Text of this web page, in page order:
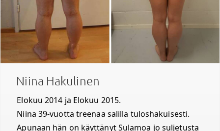
Niina Hakulinen
Elokuu 2014 ja Elokuu 2015.
Niina 39-vuotta treenaa salilla tuloshakuisesti.
Apunaan hän on käyttänyt Sulamoa jo suljetusta